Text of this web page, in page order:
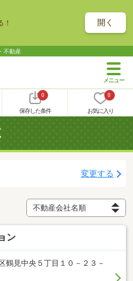
！ 開く
不動産
0
保存した条件
0
お気に入り
変更する
ン
鶴見中央５丁目１０－２３－